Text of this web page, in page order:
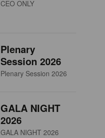
CEO ONLY
Plenary
Session 2026
Plenary Session 2026
GALA NIGHT
2026
GALA NIGHT 2026